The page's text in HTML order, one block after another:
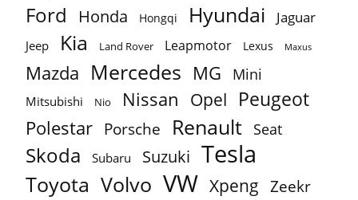
Ford Honda Hongqi Hyundai Jaguar
Jeep Kia Land Rover Leapmotor Lexus Maxus
Mazda Mercedes MG Mini
Mitsubishi Nio Nissan Opel Peugeot
Polestar Porsche Renault Seat
Skoda Subaru Suzuki Tesla
Toyota Volvo VW Xpeng Zeekr